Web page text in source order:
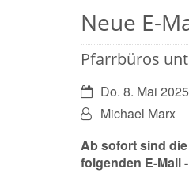
Neue E-
Pfarrbüros
Datum:Do. 8. Mai 2025
Von:Michael Marx
Ab sofort sind
folgenden E-Mail